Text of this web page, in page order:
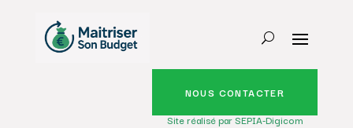
NOUS CONTACTER
Site réalisé par SEPIA-Digicom